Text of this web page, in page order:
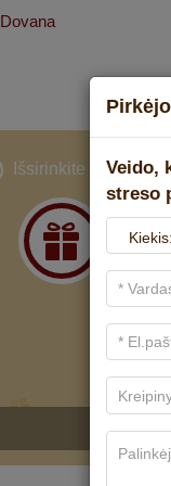
Dovana
Išsirinkite dovaną
Veido,
streso